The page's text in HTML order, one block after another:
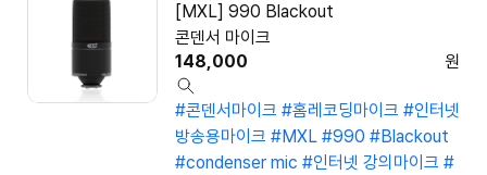
[MXL] 990 Blackout
콘덴서 마이크
148,000
원
#콘덴서마이크 #홈레코딩마이크 #인터넷
방송용마이크 #MXL #990 #Blackout
#condenser mic #인터넷 강의마이크 #